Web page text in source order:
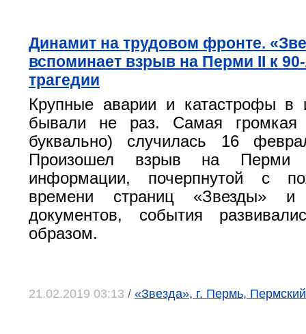
Динамит на трудовом фронте.
вспоминает взрыв на Перми II к
трагедии
Крупные аварии и катастрофы в
бывали не раз. Самая
буквально) случилась 16
Произошел взрыв на
информации, почерпнутой с
времени страниц «Звезды»
документов, события
образом.
21.02.2019 03:13 / «Звезда», г. Пермь,